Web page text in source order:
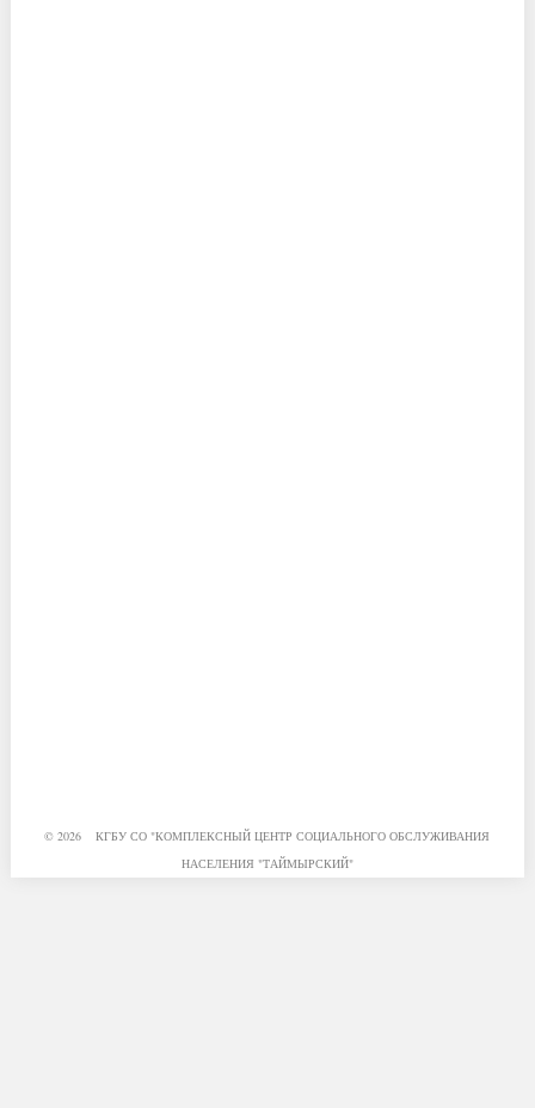
© 2026 КГБУ СО "КОМПЛЕКСНЫЙ ЦЕНТР СОЦИАЛЬНОГО ОБСЛУЖИВАНИЯ
НАСЕЛЕНИЯ "ТАЙМЫРСКИЙ"